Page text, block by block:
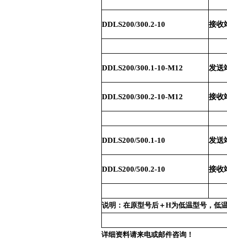
DDLS200/300.2-10 接收
DDLS200/300.1-10-M12 发送
DDLS200/300.2-10-M12 接收
DDLS200/500.1-10 发送
DDLS200/500.2-10 接收
说明：在原型号后＋H为低温型号，低
详细资料请来电或邮件咨询！